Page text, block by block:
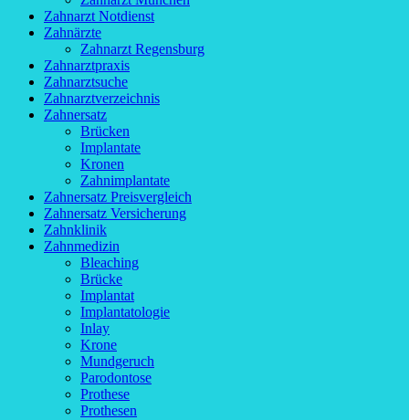
Zahnarzt Notdienst
Zahnärzte
Zahnarzt Regensburg
Zahnarztpraxis
Zahnarztsuche
Zahnarztverzeichnis
Zahnersatz
Brücken
Implantate
Kronen
Zahnimplantate
Zahnersatz Preisvergleich
Zahnersatz Versicherung
Zahnklinik
Zahnmedizin
Bleaching
Brücke
Implantat
Implantatologie
Inlay
Krone
Mundgeruch
Parodontose
Prothese
Prothesen